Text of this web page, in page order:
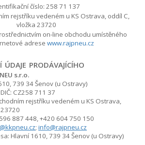
číslo: 258 71 137
rejstříku vedeném u KS Ostrava, oddíl C,
vložka 23720
on-line obchodu umístěného
adrese www.rajpneu.cz
prodávajícího
s.r.o.
739 34 Šenov (u Ostravy)
CZ258 711 37
rejstříku vedeném u KS Ostrava,
887 448, +420 604 750 150
; info@rajpneu.cz
Hlavní 1610, 739 34 Šenov (u Ostravy)